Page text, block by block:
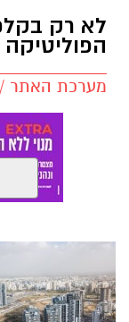
מערכת האתר / 09:01 07.08.26
טקסט
חברתית